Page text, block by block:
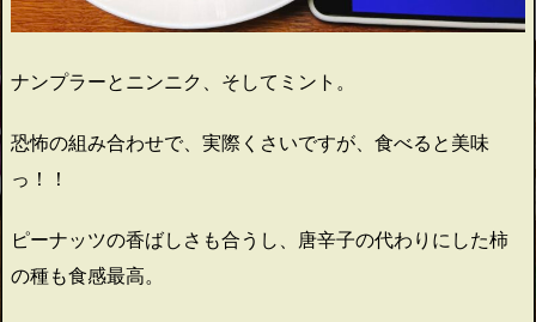
ナンプラーとニンニク、そしてミント。
恐怖の組み合わせで、実際くさいですが、食べると美味
っ！！
ピーナッツの香ばしさも合うし、唐辛子の代わりにした柿
の種も食感最高。